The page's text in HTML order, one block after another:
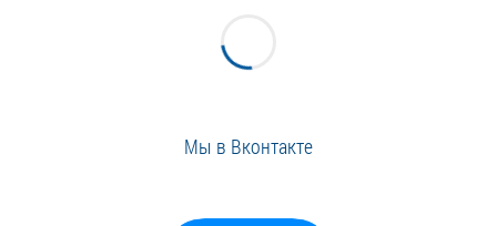
Мы в Вконтакте